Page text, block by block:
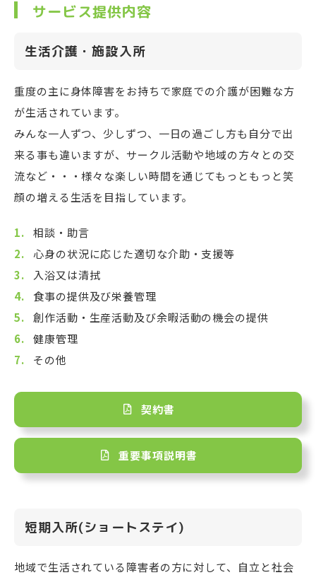
サービス提供内容
生活介護・施設入所
重度の主に身体障害をお持ちで家庭での介護が困難な方
が生活されています。
みんな一人ずつ、少しずつ、一日の過ごし方も自分で出
来る事も違いますが、サークル活動や地域の方々との交
流など・・・様々な楽しい時間を通じてもっともっと笑
顔の増える生活を目指しています。
相談・助言
心身の状況に応じた適切な介助・支援等
入浴又は清拭
食事の提供及び栄養管理
創作活動・生産活動及び余暇活動の機会の提供
健康管理
その他
契約書
重要事項説明書
短期入所(ショートステイ)
地域で生活されている障害者の方に対して、自立と社会